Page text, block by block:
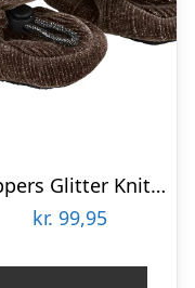
Slippers Glitter Knit – 2916 – 17/18
kr. 99,95